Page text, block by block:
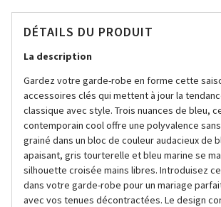
DÉTAILS DU PRODUIT
La description
Gardez votre garde-robe en forme cette
accessoires clés qui mettent à jour la
classique avec style. Trois nuances de bleu,
contemporain cool offre une polyvalence
grainé dans un bloc de couleur audacieux de
apaisant, gris tourterelle et bleu marine se
silhouette croisée mains libres. Introduisez
dans votre garde-robe pour un mariage
avec vos tenues décontractées. Le design